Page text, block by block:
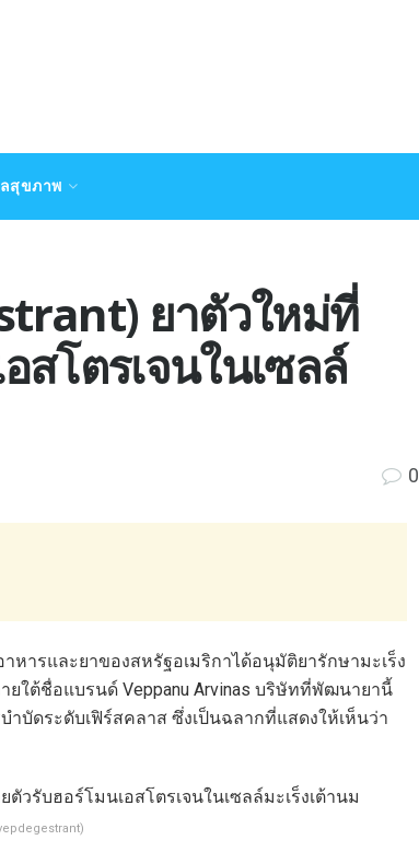
สุขภาพ
ยาตัวใหม่ที่
สโตรเจนในเซลล์
0
ารและยาของสหรัฐอเมริกาได้อนุมัติยารักษามะเร็ง
ยใต้ชื่อแบรนด์ Veppanu Arvinas บริษัทที่พัฒนายานี้
ำบัดระดับเฟิร์สคลาส ซึ่งเป็นฉลากที่แสดงให้เห็นว่า